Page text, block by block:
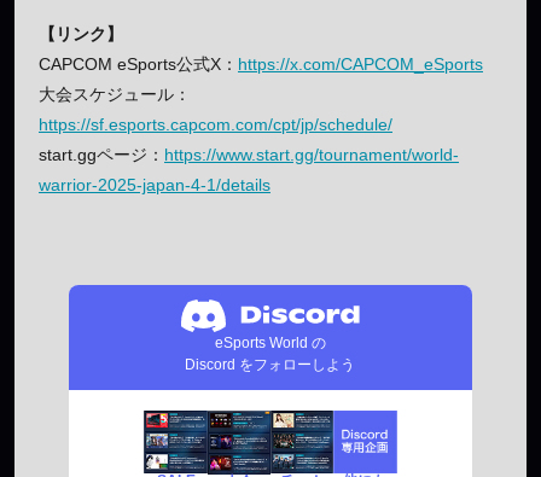
【リンク】
CAPCOM eSports公式X： https://x.com/CAPCOM_eSports
大会スケジュール：
https://sf.esports.capcom.com/cpt/jp/schedule/
start.ggページ： https://www.start.gg/tournament/world-
warrior-2025-japan-4-1/details
eSports World の
Discord をフォローしよう